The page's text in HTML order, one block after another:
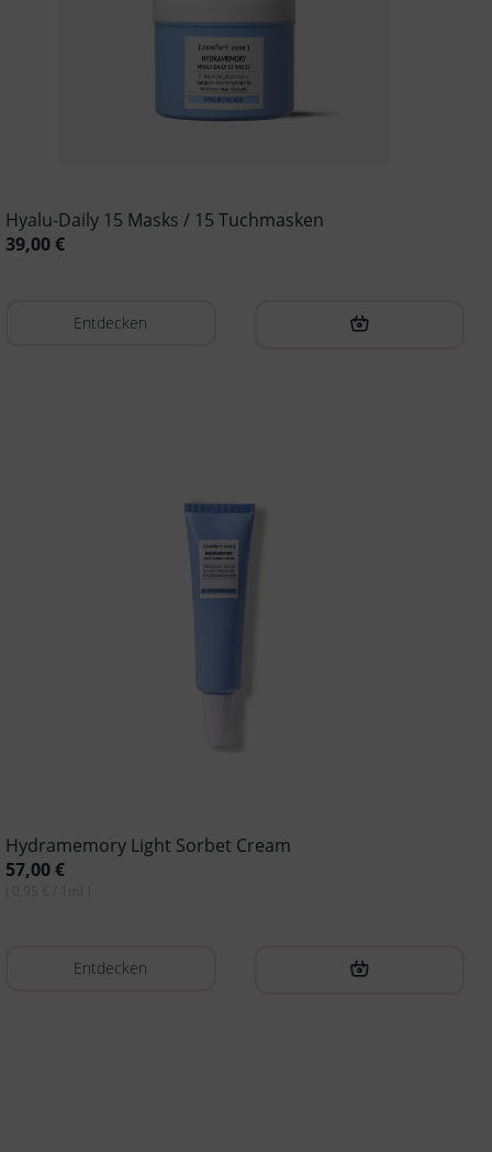
Hyalu-Daily 15 Masks / 15 Tuchmasken
39,00€
Entdecken
Hydramemory Light Sorbet Cream
57,00€
( 0,95 € / 1ml )
Entdecken